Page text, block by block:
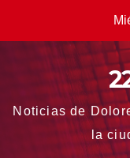
Noticias de
la